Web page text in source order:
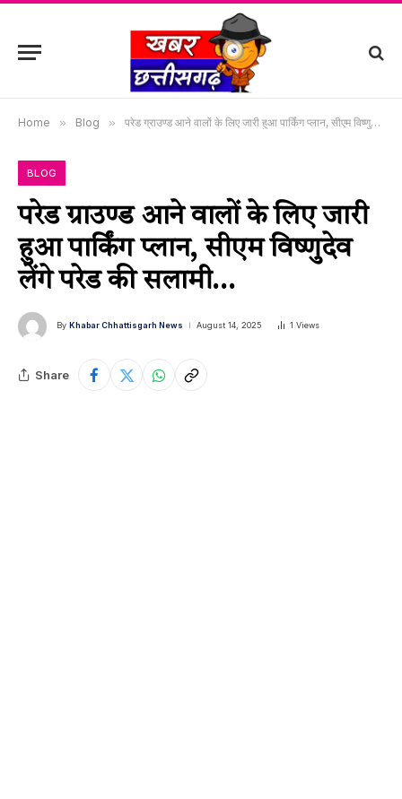
Home » Blog » परेड ग्राउण्ड आने वालों के लिए जारी हुआ पार्किंग प्लान, सीएम विष्णुदेव लेंगे परेड की सलामी…
BLOG
परेड ग्राउण्ड आने वालों के लिए जारी
हुआ पार्किंग प्लान, सीएम विष्णुदेव
लेंगे परेड की सलामी…
By Khabar Chhattisgarh News August 14, 2025 1 Views
Share